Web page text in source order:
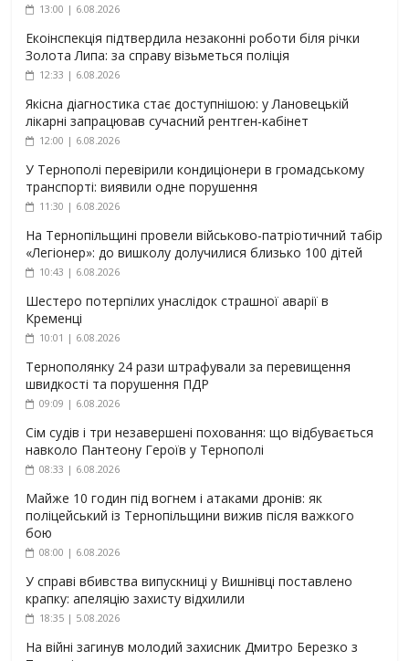
13:00 | 6.08.2026
Екоінспекція підтвердила незаконні роботи біля річки
Золота Липа: за справу візьметься поліція
12:33 | 6.08.2026
Якісна діагностика стає доступнішою: у Лановецькій
лікарні запрацював сучасний рентген-кабінет
12:00 | 6.08.2026
У Тернополі перевірили кондиціонери в громадському
транспорті: виявили одне порушення
11:30 | 6.08.2026
На Тернопільщині провели військово-патріотичний табір
«Легіонер»: до вишколу долучилися близько 100 дітей
10:43 | 6.08.2026
Шестеро потерпілих унаслідок страшної аварії в
Кременці
10:01 | 6.08.2026
Тернополянку 24 рази штрафували за перевищення
швидкості та порушення ПДР
09:09 | 6.08.2026
Сім судів і три незавершені поховання: що відбувається
навколо Пантеону Героїв у Тернополі
08:33 | 6.08.2026
Майже 10 годин під вогнем і атаками дронів: як
поліцейський із Тернопільщини вижив після важкого
бою
08:00 | 6.08.2026
У справі вбивства випускниці у Вишнівці поставлено
крапку: апеляцію захисту відхилили
18:35 | 5.08.2026
На війні загинув молодий захисник Дмитро Березко з